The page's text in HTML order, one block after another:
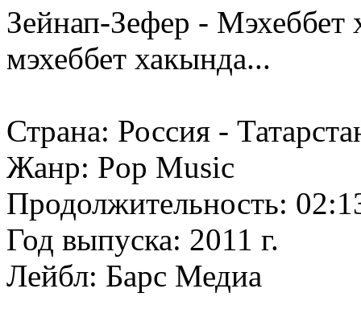
Зейнап-Зефер - Мэхеббет
мэхеббет хакында...
Страна: Россия -
Жанр: Pop Music
Продолжительность:
Год выпуска: 2011 г.
Лейбл: Барс Медиа